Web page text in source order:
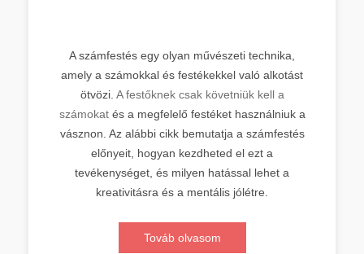
A számfestés egy olyan művészeti technika,
amely a számokkal és festékekkel való alkotást
ötvözi. A festőknek csak követniük kell a
számokatés a megfelelő festéket használniuk a
vásznon. Az alábbi cikk bemutatja a számfestés
előnyeit, hogyan kezdheted el ezt a
tevékenységet, és milyen hatással lehet a
kreativitásra és a mentális jólétre.
Továb olvasom